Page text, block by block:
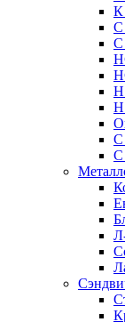
К
С
С
Н
С
С